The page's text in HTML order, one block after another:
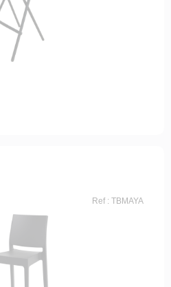
Ref : TBMAYA